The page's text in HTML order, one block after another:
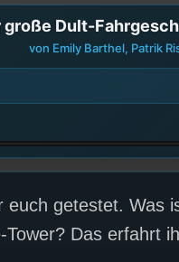
große Dult-
von Emily Barthel, Patrik
getestet. Was
Das erfahrt